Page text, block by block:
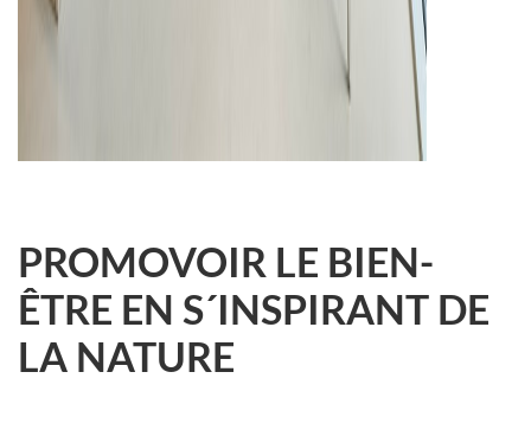
PROMOVOIR LE BIEN-
ÊTRE EN S´INSPIRANT DE
LA NATURE